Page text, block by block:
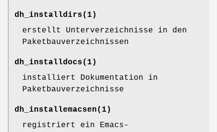
dh_installdirs(1)
erstellt Unterverzeichnisse in den
Paketbauverzeichnissen
dh_installdocs(1)
installiert Dokumentation in
Paketbauverzeichnisse
dh_installemacsen(1)
registriert ein Emacs-